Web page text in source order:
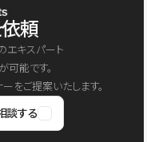
頼
キスパート
可能です。
をご提案いたします。
談する